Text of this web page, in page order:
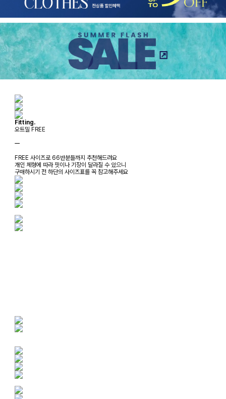
Fitting.
오트밀 FREE
ㅡ
FREE 사이즈로 66반분들까지 추천해드려요
개인 체형에 따라 핏이나 기장이 달라질 수 있으니
구매하시기 전 하단의 사이즈표를 꼭 참고해주세요